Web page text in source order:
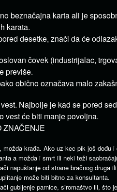
beznačajna karta ali je
karata.
desetke, znači da će
čovek (industrijalac,
previše.
obično označava malo
Najbolje je kad se pored
vest će biti manje povoljna.
ZNAČENJE
možda krađa. Ako uz kec pik još dođu
a možda i smrt ili neki teži
napuštanje od strane bračnog druga
može biti bitno za konsultanta.
gubljenje parnice, siromaštvo ili, što